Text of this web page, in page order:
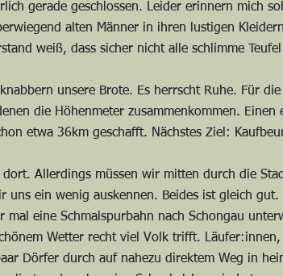
gerade geschlossen. Leider erinnern mich
alten Männer in ihren lustigen
weiß, dass sicher nicht alle schlimme
unsere Brote. Es herrscht Ruhe. Für
die Höhenmeter zusammenkommen.
etwa 36km geschafft. Nächstes Ziel:
Allerdings müssen wir mitten durch die
uns ein wenig auskennen. Beides ist gleich
mal eine Schmalspurbahn nach Schongau
Wetter recht viel Volk trifft.
Dörfer durch auf nahezu direktem Weg in